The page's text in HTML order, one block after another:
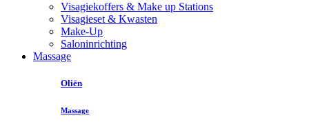
Visagiekoffers & Make up Stations
Visagieset & Kwasten
Make-Up
Saloninrichting
Massage
Oliën
Massage